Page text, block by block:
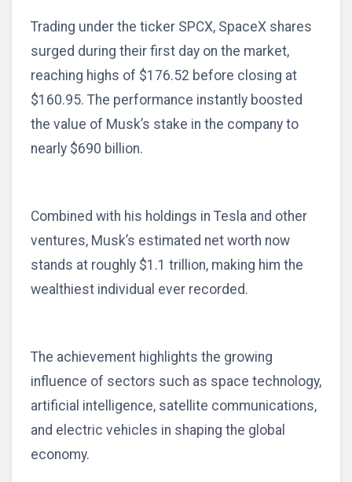
Trading under the ticker SPCX, SpaceX shares
surged during their first day on the market,
reaching highs of $176.52 before closing at
$160.95. The performance instantly boosted
the value of Musk’s stake in the company to
nearly $690 billion.
Combined with his holdings in Tesla and other
ventures, Musk’s estimated net worth now
stands at roughly $1.1 trillion, making him the
wealthiest individual ever recorded.
The achievement highlights the growing
influence of sectors such as space technology,
artificial intelligence, satellite communications,
and electric vehicles in shaping the global
economy.